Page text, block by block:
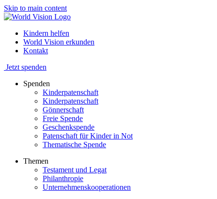
Skip to main content
Kindern helfen
World Vision erkunden
Kontakt
Jetzt spenden
Spenden
Kinderpatenschaft
Kinderpatenschaft
Gönnerschaft
Freie Spende
Geschenkspende
Patenschaft für Kinder in Not
Thematische Spende
Themen
Testament und Legat
Philanthropie
Unternehmenskooperationen